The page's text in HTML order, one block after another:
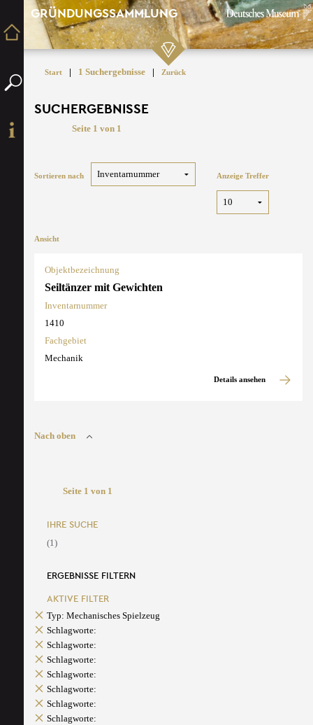
GRÜNDUNGSSAMMLUNG
Start | 1 Suchergebnisse | Zurück
SUCHERGEBNISSE
Seite 1 von 1
Sortieren nach Anzeige Treffer
Ansicht
Objektbezeichnung
Seiltänzer mit Gewichten
Inventarnummer
1410
Fachgebiet
Mechanik
Details ansehen
Nach oben
Seite 1 von 1
IHRE SUCHE
(1)
ERGEBNISSE FILTERN
AKTIVE FILTER
Typ: Mechanisches Spielzeug
Schlagworte:
Schlagworte:
Schlagworte:
Schlagworte:
Schlagworte:
Schlagworte:
Schlagworte: